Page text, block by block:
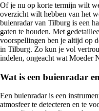
Of je nu op korte termijn wilt
overzicht wilt hebben van het
buienradar van Tilburg is een
gaten te houden. Met
voorspellingen ben je altijd op
in Tilburg. Zo kun je vol
indelen, ongeacht wat Moeder
Wat is een buienradar
Een buienradar is een
atmosfeer te detecteren en te